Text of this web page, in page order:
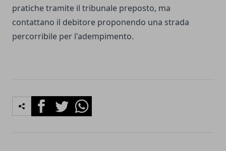
pratiche tramite il tribunale preposto, ma
contattano il debitore proponendo una strada
percorribile per l'adempimento.
FacebookTwitterWhatsapp